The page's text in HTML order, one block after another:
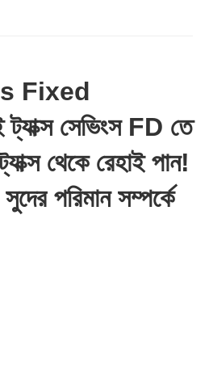
Fixed
সেভিংস FD তে
থেকে রেহাই পান!
পরিমান সম্পর্কে